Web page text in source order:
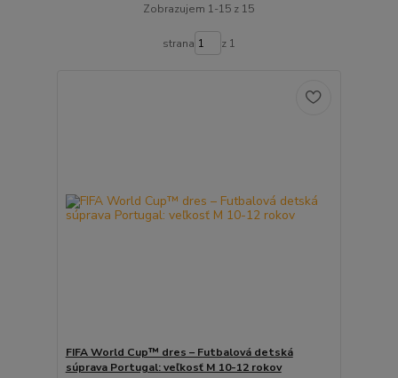
Zobrazujem 1-15 z 15
strana z 1
FIFA World Cup™ dres – Futbalová detská
súprava Portugal: veľkosť M 10-12 rokov